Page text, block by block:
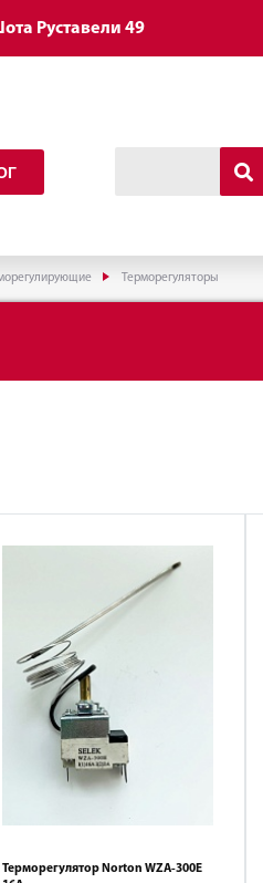
Руставели 49
Терморегуляторы
Терморегулятор Norton WZA-300E